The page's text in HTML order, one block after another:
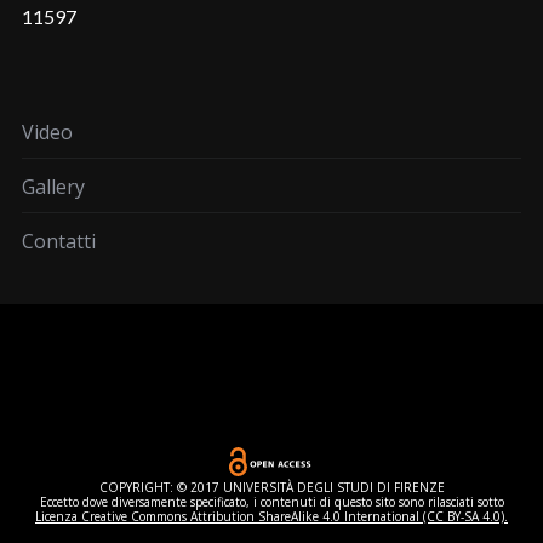
11597
Video
Gallery
Contatti
COPYRIGHT: © 2017 UNIVERSITÀ DEGLI STUDI DI FIRENZE
Eccetto dove diversamente specificato, i contenuti di questo sito sono rilasciati sotto
Licenza Creative Commons Attribution ShareAlike 4.0 International (CC BY-SA 4.0).